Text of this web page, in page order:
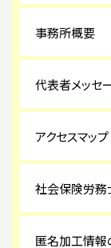
事務所概要
代表者メッセ
アクセスマップ
社会保険労務
匿名加工情報